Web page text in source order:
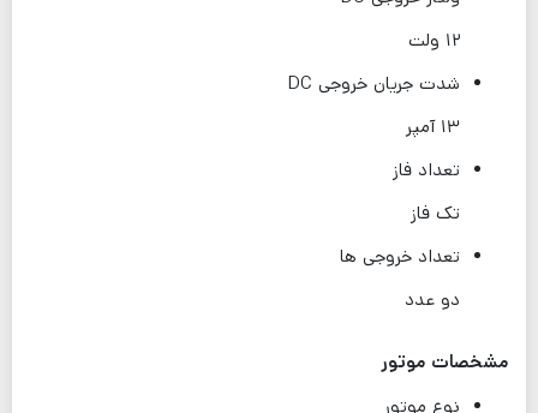
۱۲ ولت
شدت جریان خروجی DC
۱۳ آمپر
تعداد فاز
تک فاز
تعداد خروجی ها
دو عدد
مشخصات موتور
نوع موتور